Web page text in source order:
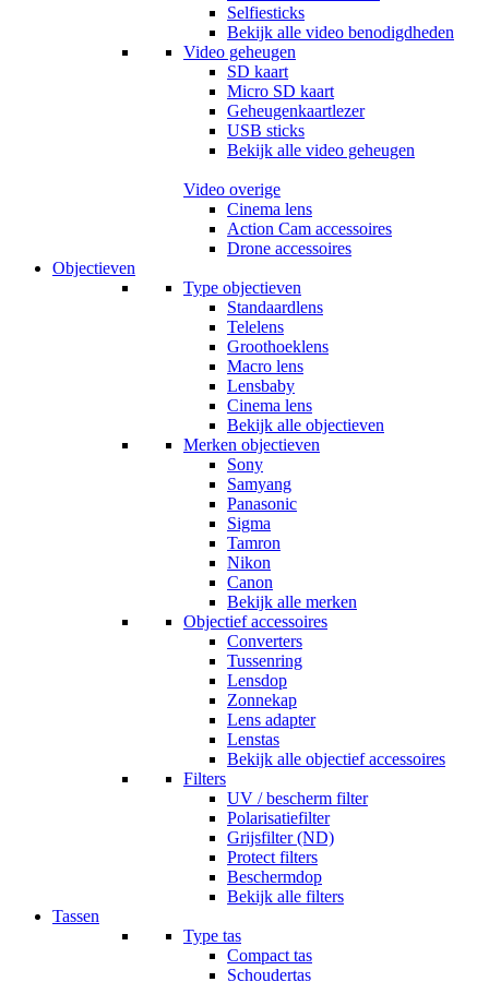
Selfiesticks
Bekijk alle video benodigdheden
Video geheugen
SD kaart
Micro SD kaart
Geheugenkaartlezer
USB sticks
Bekijk alle video geheugen
Video overige
Cinema lens
Action Cam accessoires
Drone accessoires
Objectieven
Type objectieven
Standaardlens
Telelens
Groothoeklens
Macro lens
Lensbaby
Cinema lens
Bekijk alle objectieven
Merken objectieven
Sony
Samyang
Panasonic
Sigma
Tamron
Nikon
Canon
Bekijk alle merken
Objectief accessoires
Converters
Tussenring
Lensdop
Zonnekap
Lens adapter
Lenstas
Bekijk alle objectief accessoires
Filters
UV / bescherm filter
Polarisatiefilter
Grijsfilter (ND)
Protect filters
Beschermdop
Bekijk alle filters
Tassen
Type tas
Compact tas
Schoudertas